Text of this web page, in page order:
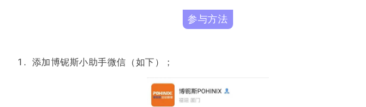
参与方法
添加博铌斯小助手微信（如下）；